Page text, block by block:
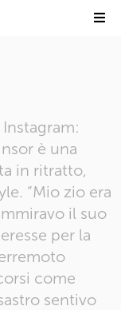
è una
in ritratto,
“Mio zio era
il suo
per la
come
sentivo